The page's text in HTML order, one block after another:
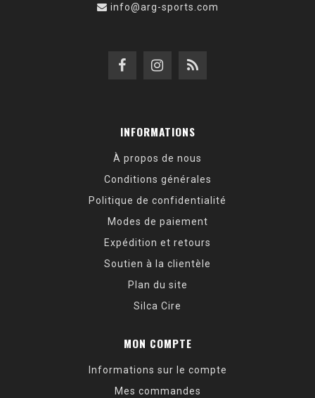
info@arg-sports.com
INFORMATIONS
À propos de nous
Conditions générales
Politique de confidentialité
Modes de paiement
Expédition et retours
Soutien à la clientèle
Plan du site
Silca Cire
MON COMPTE
Informations sur le compte
Mes commandes